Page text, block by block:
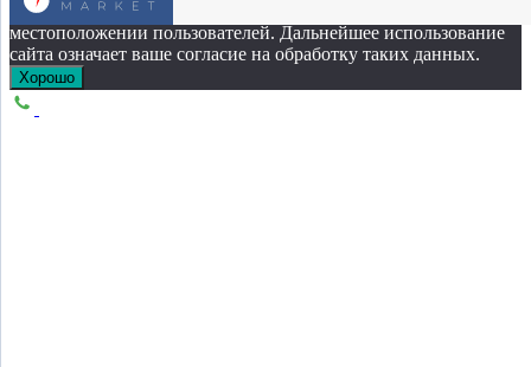
Этот сайт собирает cookie-файлы, данные об IP-адресе и
местоположении пользователей. Дальнейшее использование
сайта означает ваше согласие на обработку таких данных.
Хорошо